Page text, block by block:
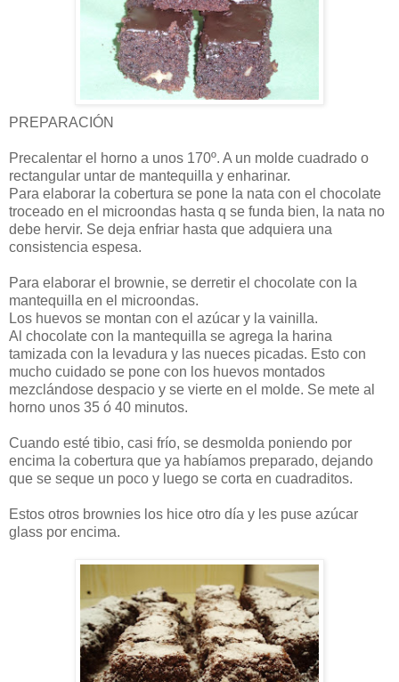
PREPARACIÓN
Precalentar el horno a unos 170º. A un molde cuadrado o
rectangular untar de mantequilla y enharinar.
Para elaborar la cobertura se pone la nata con el chocolate
troceado en el microondas hasta q se funda bien, la nata no
debe hervir. Se deja enfriar hasta que adquiera una
consistencia espesa.
Para elaborar el brownie, se derretir el chocolate con la
mantequilla en el microondas.
Los huevos se montan con el azúcar y la vainilla.
Al chocolate con la mantequilla se agrega la harina
tamizada con la levadura y las nueces picadas. Esto con
mucho cuidado se pone con los huevos montados
mezclándose despacio y se vierte en el molde. Se mete al
horno unos 35 ó 40 minutos.
Cuando esté tibio, casi frío, se desmolda poniendo por
encima la cobertura que ya habíamos preparado, dejando
que se seque un poco y luego se corta en cuadraditos.
Estos otros brownies los hice otro día y les puse azúcar
glass por encima.